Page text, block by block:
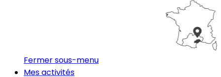
Fermer sous-menu
Mes activités